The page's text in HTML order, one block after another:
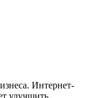
Интернет-